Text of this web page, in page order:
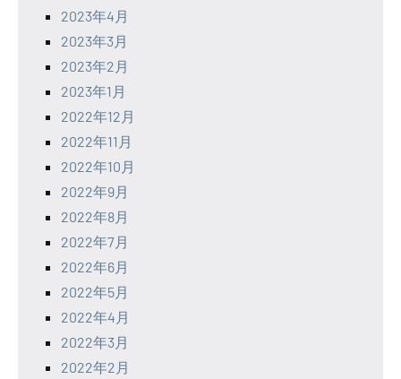
2023年4月
2023年3月
2023年2月
2023年1月
2022年12月
2022年11月
2022年10月
2022年9月
2022年8月
2022年7月
2022年6月
2022年5月
2022年4月
2022年3月
2022年2月